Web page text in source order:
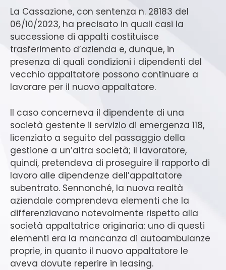
La Cassazione, con sentenza n. 28183 del
06/10/2023, ha precisato in quali casi la
successione di appalti costituisce
trasferimento d’azienda e, dunque, in
presenza di quali condizioni i dipendenti del
vecchio appaltatore possono continuare a
lavorare per il nuovo appaltatore.
Il caso concerneva il dipendente di una
società gestente il servizio di emergenza 118,
licenziato a seguito del passaggio della
gestione a un’altra società; il lavoratore,
quindi, pretendeva di proseguire il rapporto di
lavoro alle dipendenze dell’appaltatore
subentrato. Sennonché, la nuova realtà
aziendale comprendeva elementi che la
differenziavano notevolmente rispetto alla
società appaltatrice originaria: uno di questi
elementi era la mancanza di autoambulanze
proprie, in quanto il nuovo appaltatore le
aveva dovute reperire in leasing.